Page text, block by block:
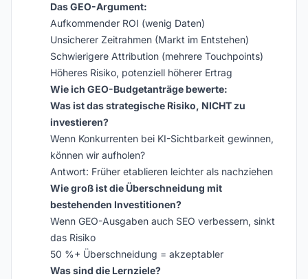
Das GEO-Argument:
Aufkommender ROI (wenig Daten)
Unsicherer Zeitrahmen (Markt im Entstehen)
Schwierigere Attribution (mehrere Touchpoints)
Höheres Risiko, potenziell höherer Ertrag
Wie ich GEO-Budgetanträge bewerte:
Was ist das strategische Risiko, NICHT zu
investieren?
Wenn Konkurrenten bei KI-Sichtbarkeit gewinnen,
können wir aufholen?
Antwort: Früher etablieren leichter als nachziehen
Wie groß ist die Überschneidung mit
bestehenden Investitionen?
Wenn GEO-Ausgaben auch SEO verbessern, sinkt
das Risiko
50 %+ Überschneidung = akzeptabler
Was sind die Lernziele?